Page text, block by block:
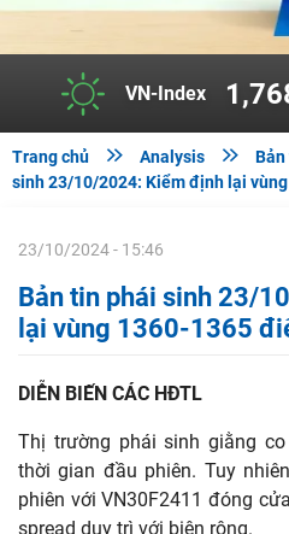
VN-Index
Trang chủ  Analysis 
sinh 23/10/2024: Kiểm định lại
23/10/2024 - 15:46
Bản tin phái sinh 23/
lại vùng 1360-1365
DIỄN BIẾN CÁC HĐTL
Thị trường phái sinh giằng
thời gian đầu phiên. Tuy
phiên với VN30F2411 đóng
spread duy trì với biên rộng.